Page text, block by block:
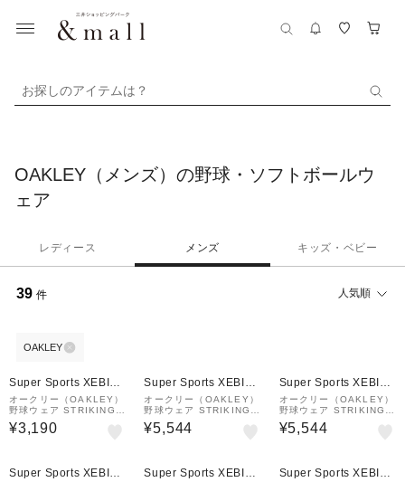
お探しのアイテムは？
OAKLEY（メンズ）の野球・ソフトボールウ
ェア
レディース メンズ キッズ・ベビー
39 件 人気順
OAKLEY
Super Sports XEBIO
&mall店
オークリー（OAKLEY）
野球ウェア STRIKING
WIND ショーツ FOA40
7757-02E
¥3,190
Super Sports XEBIO
&mall店
オークリー（OAKLEY）
野球ウェア STRIKING
WIND ショーツ FOA40
9073-021
¥5,544
Super Sports XEBIO
&mall店
オークリー（OAKLEY）
野球ウェア STRIKING
WIND ショーツ FOA40
9073-6AC
¥5,544
Super Sports XEBIO
Super Sports XEBIO
Super Sports XEBIO